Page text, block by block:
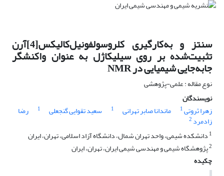
سنتز و به‌کارگیری کلروسولفونیل‌کالیکس[4]آرن
تثبیت‌شده بر روی سیلیکاژل به عنوان واکنشگر
جابه‌جایی شیمیایی در NMR
نوع مقاله : علمی-پژوهشی
نویسندگان
زهرا ثروتی1 ماندانا صابر تهرانی 1 سعید تقوایی گنجعلی 1 رضا
زادمرد 2
1 دانشکده شیمی، واحد تهران شمال، دانشگاه آزاد اسلامی، تهران، ایران
2پژوهشگاه شیمی و مهندسی شیمی ایران، تهران، ایران
چکیده